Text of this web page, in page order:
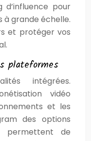
pour
grande échelle.
et protéger vos
plateformes
intégrées.
vidéo
et les
des options
permettent de